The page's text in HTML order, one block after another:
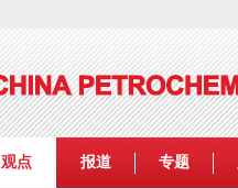
观点 报道 专题